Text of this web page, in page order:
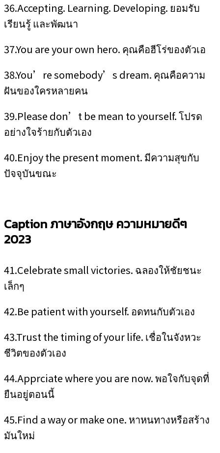
36.Accepting. Learning. Developing. ยอมรับ
เรียนรู้ และพัฒนา
37.You are your own hero. คุณคือฮีโร่ของตัวเอ
38.You’re somebody’s dream. คุณคือความ
ฝันของใครหลายคน
39.Please don’t be mean to yourself. โปรด
อย่างใจร้ายกับตัวเอง
40.Enjoy the present moment. มีความสุขกับ
ปัจจุบันขณะ
Caption ภาษาอังกฤษ ความหมายดีๆ
2023
41.Celebrate small victories. ฉลองให้ชัยชนะ
เล็กๆ
42.Be patient with yourself. อดทนกับตัวเอง
43.Trust the timing of your life. เชื่อในจังหวะ
ชีวิตของตัวเอง
44.Apprciate where you are now. พอใจกับจุดที่
ยืนอยู่ตอนนี้
45.Find a way or make one. หาหนทางหรือสร้าง
มันใหม่